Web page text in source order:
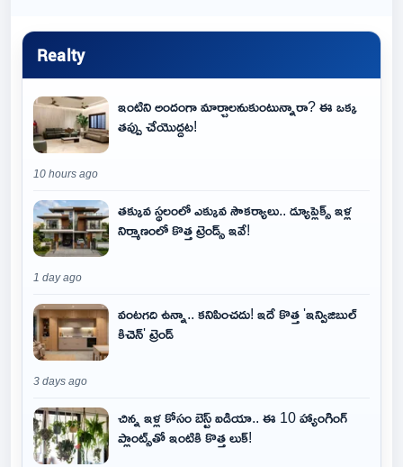
Realty
ఇంటిని అందంగా మార్చాలనుకుంటున్నారా? ఈ ఒక్క
తప్పు చేయొద్దట!
10 hours ago
తక్కువ స్థలంలో ఎక్కువ సౌకర్యాలు.. డ్యూప్లెక్స్ ఇళ్ల
నిర్మాణంలో కొత్త ట్రెండ్స్ ఇవే!
1 day ago
వంటగది ఉన్నా.. కనిపించదు! ఇదే కొత్త 'ఇన్విజిబుల్
కిచెన్' ట్రెండ్
3 days ago
చిన్న ఇళ్ల కోసం బెస్ట్ ఐడియా.. ఈ 10 హ్యాంగింగ్
ప్లాంట్స్‌తో ఇంటికి కొత్త లుక్!